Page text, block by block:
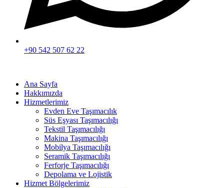
+90 542 507 62 22
Ana Sayfa
Hakkımızda
Hizmetlerimiz
Evden Eve Taşımacılık
Süs Eşyası Taşımacılığı
Tekstil Taşımacılığı
Makina Taşımacılığı
Mobilya Taşımacılığı
Seramik Taşımacılığı
Ferforje Taşımacılığı
Depolama ve Lojistik
Hizmet Bölgelerimiz